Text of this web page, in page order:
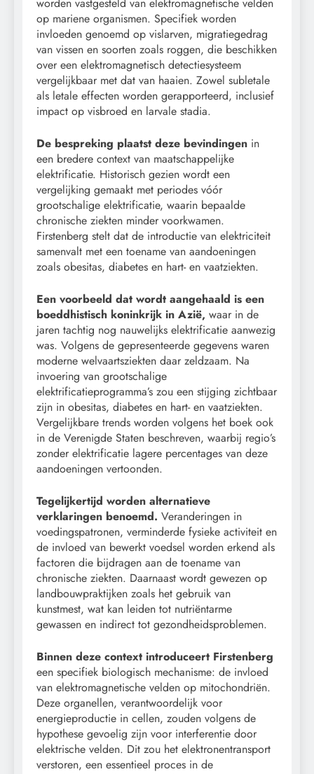
worden vastgesteld van elektromagnetische velden
op mariene organismen. Specifiek worden
invloeden genoemd op vislarven, migratiegedrag
van vissen en soorten zoals roggen, die beschikken
over een elektromagnetisch detectiesysteem
vergelijkbaar met dat van haaien. Zowel subletale
als letale effecten worden gerapporteerd, inclusief
impact op visbroed en larvale stadia.
De bespreking plaatst deze bevindingen in
een bredere context van maatschappelijke
elektrificatie. Historisch gezien wordt een
vergelijking gemaakt met periodes vóór
grootschalige elektrificatie, waarin bepaalde
chronische ziekten minder voorkwamen.
Firstenberg stelt dat de introductie van elektriciteit
samenvalt met een toename van aandoeningen
zoals obesitas, diabetes en hart- en vaatziekten.
Een voorbeeld dat wordt aangehaald is een
boeddhistisch koninkrijk in Azië, waar in de
jaren tachtig nog nauwelijks elektrificatie aanwezig
was. Volgens de gepresenteerde gegevens waren
moderne welvaartsziekten daar zeldzaam. Na
invoering van grootschalige
elektrificatieprogramma’s zou een stijging zichtbaar
zijn in obesitas, diabetes en hart- en vaatziekten.
Vergelijkbare trends worden volgens het boek ook
in de Verenigde Staten beschreven, waarbij regio’s
zonder elektrificatie lagere percentages van deze
aandoeningen vertoonden.
Tegelijkertijd worden alternatieve
verklaringen benoemd. Veranderingen in
voedingspatronen, verminderde fysieke activiteit en
de invloed van bewerkt voedsel worden erkend als
factoren die bijdragen aan de toename van
chronische ziekten. Daarnaast wordt gewezen op
landbouwpraktijken zoals het gebruik van
kunstmest, wat kan leiden tot nutriëntarme
gewassen en indirect tot gezondheidsproblemen.
Binnen deze context introduceert Firstenberg
een specifiek biologisch mechanisme: de invloed
van elektromagnetische velden op mitochondriën.
Deze organellen, verantwoordelijk voor
energieproductie in cellen, zouden volgens de
hypothese gevoelig zijn voor interferentie door
elektrische velden. Dit zou het elektronentransport
verstoren, een essentieel proces in de